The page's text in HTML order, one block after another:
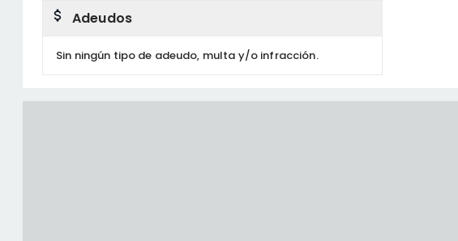
Adeudos
Sin ningún tipo de adeudo, multa y/o infracción.